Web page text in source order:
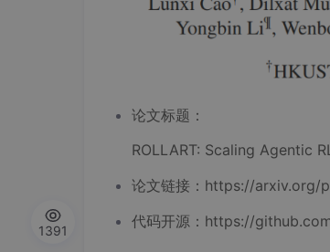
论文标题：
ROLLART: Scaling Agentic
论文链接：https://arxiv.org/
代码开源：https://
1391